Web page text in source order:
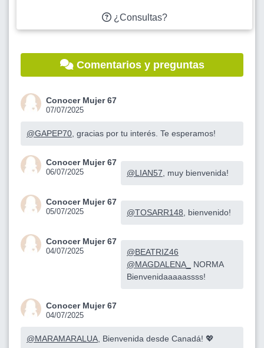
¿Consultas?
Comentarios y preguntas
Conocer Mujer 67
07/07/2025
@GAPEP70 , gracias por tu interés. Te esperamos!
Conocer Mujer 67
06/07/2025 @LIAN57 , muy bienvenida!
Conocer Mujer 67
05/07/2025 @TOSARR148 , bienvenido!
Conocer Mujer 67
04/07/2025
@BEATRIZ46
@MAGDALENA_
NORMA
Bienvenidaaaaassss!
Conocer Mujer 67
04/07/2025
@MARAMARALUA , Bienvenida desde Canadá! 💖